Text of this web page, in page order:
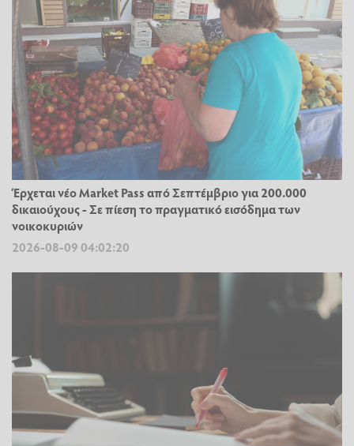
Έρχεται νέο Market Pass από Σεπτέμβριο για 200.000
δικαιούχους - Σε πίεση το πραγματικό εισόδημα των
νοικοκυριών
2026-08-09 04:02:20